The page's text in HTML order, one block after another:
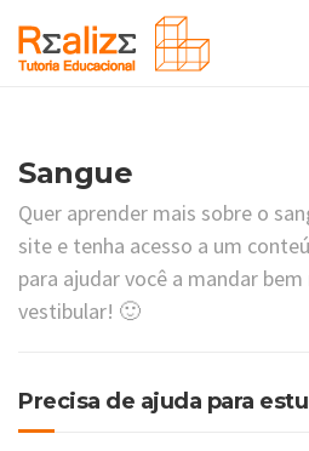
Sangue
Quer aprender mais sobre o
site e tenha acesso a um
para ajudar você a mandar bem
vestibular! 🙂
Precisa de ajuda para